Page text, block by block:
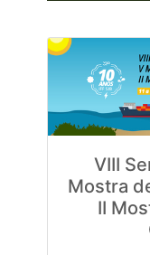
VIII
Mostra
II